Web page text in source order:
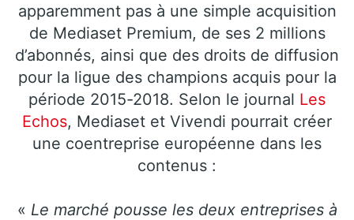
apparemment pas à une simple acquisition
de Mediaset Premium, de ses 2 millions
d’abonnés, ainsi que des droits de diffusion
pour la ligue des champions acquis pour la
période 2015-2018. Selon le journal Les
Echos, Mediaset et Vivendi pourrait créer
une coentreprise européenne dans les
contenus :
« Le marché pousse les deux entreprises à